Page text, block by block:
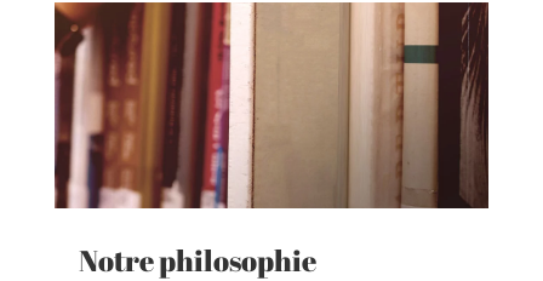
Notre philosophie